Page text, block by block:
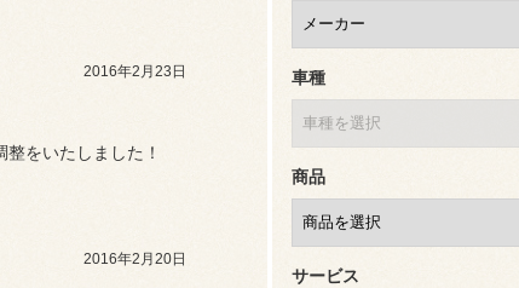
2016年2月23日
をいたしました！
2016年2月20日
車種
商品
サービス